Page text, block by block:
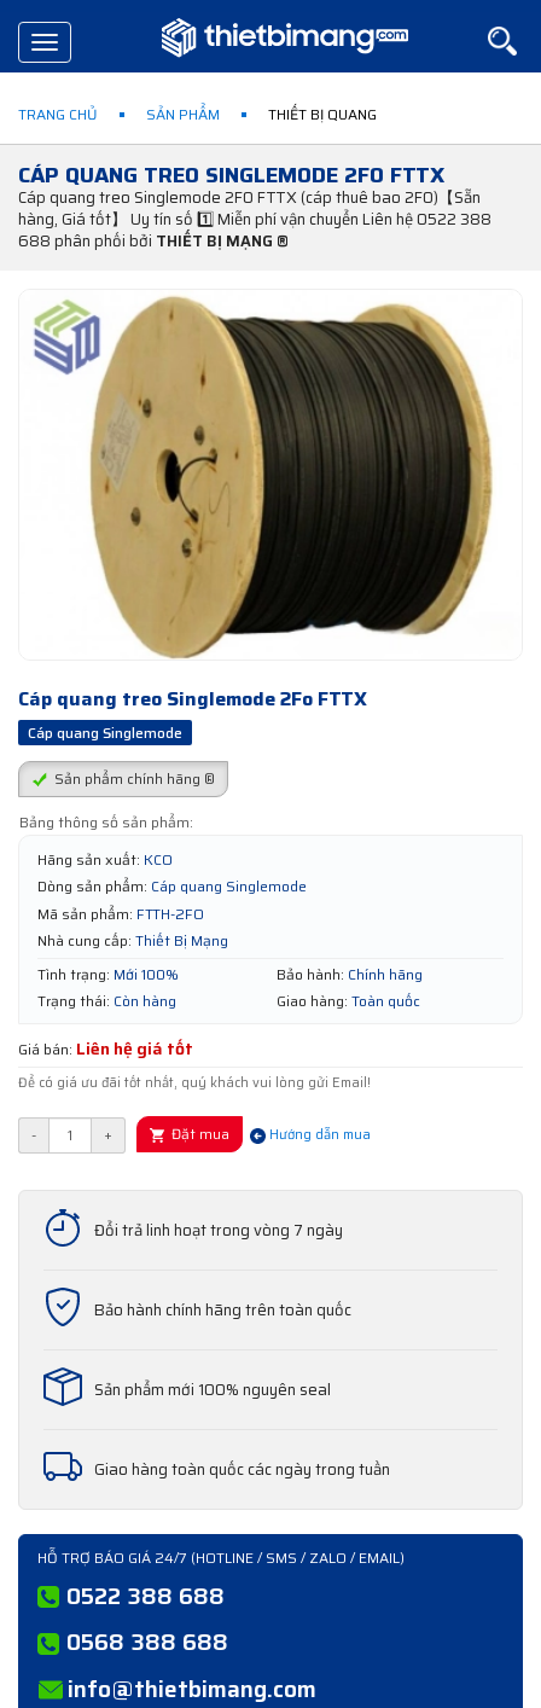
Toggle
navigation
TRANG CHỦ SẢN PHẨM THIẾT BỊ QUANG
CÁP QUANG TREO SINGLEMODE 2FO FTTX
Cáp quang treo Singlemode 2FO FTTX (cáp thuê bao 2FO)【Sẵn
hàng, Giá tốt】 Uy tín số 1️⃣ Miễn phí vận chuyển Liên hệ 0522 388
688 phân phối bởi THIẾT BỊ MẠNG ®
Cáp quang treo Singlemode 2Fo FTTX
Cáp quang Singlemode
Sản phẩm chính hãng ®
Bảng thông số sản phẩm:
Hãng sản xuất: KCO
Dòng sản phẩm: Cáp quang Singlemode
Mã sản phẩm: FTTH-2FO
Nhà cung cấp: Thiết Bị Mạng
Tình trạng: Mới 100% Bảo hành: Chính hãng
Trạng thái: Còn hàng Giao hàng: Toàn quốc
Giá bán: Liên hệ giá tốt
Để có giá ưu đãi tốt nhất, quý khách vui lòng gửi Email!
- + Đặt mua Hướng dẫn mua
Đổi trả linh hoạt trong vòng 7 ngày
Bảo hành chính hãng trên toàn quốc
Sản phẩm mới 100% nguyên seal
Giao hàng toàn quốc các ngày trong tuần
HỖ TRỢ BÁO GIÁ 24/7 (HOTLINE / SMS / ZALO / EMAIL)
0522 388 688
0568 388 688
info@thietbimang.com